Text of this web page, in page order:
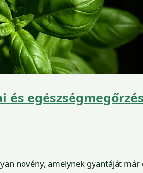
növény, amelynek gyantáját már